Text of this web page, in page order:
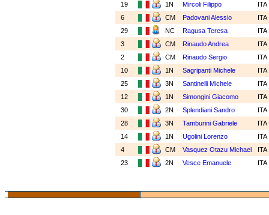
19
1N Mircoli Filippo
ITA
6
CM Padovani Alessio
ITA
29
NC Ragusa Teresa
ITA
3
CM Rinaudo Andrea
ITA
2
CM Rinaudo Sergio
ITA
10
1N Sagripanti Michele
ITA
25
3N Santinelli Michele
ITA
12
1N Simongini Giacomo
ITA
30
2N Splendiani Sandro
ITA
28
3N Tamburini Gabriele
ITA
14
1N Ugolini Lorenzo
ITA
4
CM Vasquez Otazu Michael
ITA
23
2N Vesce Emanuele ITA